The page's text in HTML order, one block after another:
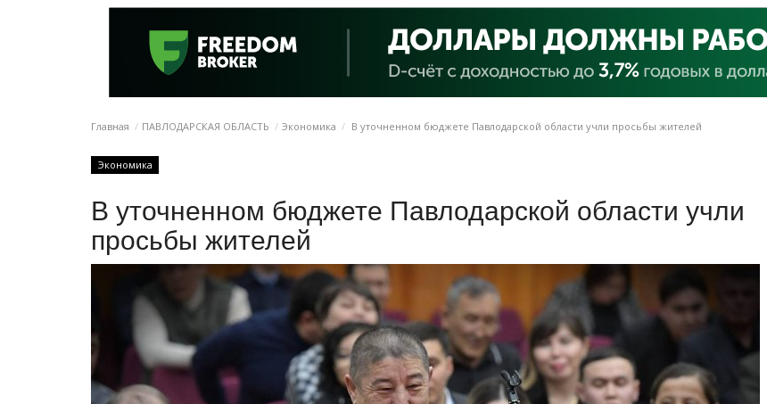
Главная ПАВЛОДАРСКАЯ ОБЛАСТЬ Экономика В уточненном бюджете Павлодарской области учли просьбы жителей
Экономика
В уточненном бюджете Павлодарской области учли
просьбы жителей